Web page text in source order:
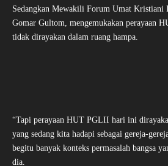
Sedangkan Mewakili Forum Umat Kristiani
Gomar Gultom, mengemukakan perayaan
tidak dirayakan dalam ruang hampa.
“Tapi perayaan HUT PGLII hari ini
yang sedang kita hadapi sebagai gereja-
begitu banyak konteks permasalah bangsa
dia.